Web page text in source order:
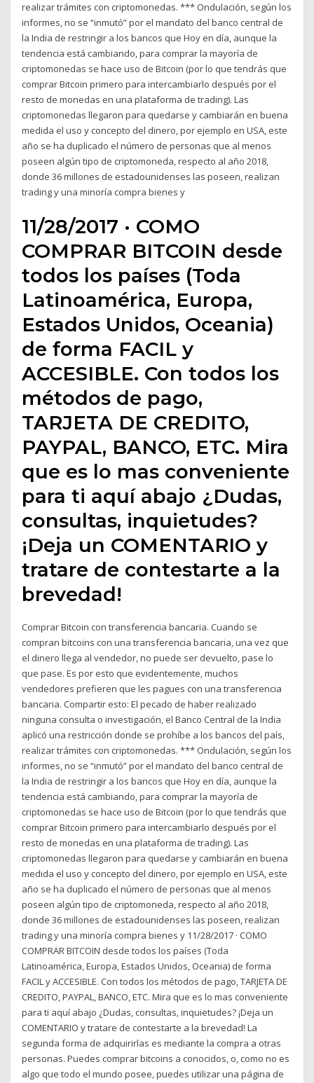
realizar trámites con criptomonedas. *** Ondulación, según los
informes, no se “inmutó” por el mandato del banco central de
la India de restringir a los bancos que Hoy en día, aunque la
tendencia está cambiando, para comprar la mayoría de
criptomonedas se hace uso de Bitcoin (por lo que tendrás que
comprar Bitcoin primero para intercambiarlo después por el
resto de monedas en una plataforma de trading). Las
criptomonedas llegaron para quedarse y cambiarán en buena
medida el uso y concepto del dinero, por ejemplo en USA, este
año se ha duplicado el número de personas que al menos
poseen algún tipo de criptomoneda, respecto al año 2018,
donde 36 millones de estadounidenses las poseen, realizan
trading y una minoría compra bienes y
11/28/2017 · COMO
COMPRAR BITCOIN desde
todos los países (Toda
Latinoamérica, Europa,
Estados Unidos, Oceania)
de forma FACIL y
ACCESIBLE. Con todos los
métodos de pago,
TARJETA DE CREDITO,
PAYPAL, BANCO, ETC. Mira
que es lo mas conveniente
para ti aquí abajo ¿Dudas,
consultas, inquietudes?
¡Deja un COMENTARIO y
tratare de contestarte a la
brevedad!
Comprar Bitcoin con transferencia bancaria. Cuando se
compran bitcoins con una transferencia bancaria, una vez que
el dinero llega al vendedor, no puede ser devuelto, pase lo
que pase. Es por esto que evidentemente, muchos
vendedores prefieren que les pagues con una transferencia
bancaria. Compartir esto: El pecado de haber realizado
ninguna consulta o investigación, el Banco Central de la India
aplicó una restricción donde se prohíbe a los bancos del país,
realizar trámites con criptomonedas. *** Ondulación, según los
informes, no se “inmutó” por el mandato del banco central de
la India de restringir a los bancos que Hoy en día, aunque la
tendencia está cambiando, para comprar la mayoría de
criptomonedas se hace uso de Bitcoin (por lo que tendrás que
comprar Bitcoin primero para intercambiarlo después por el
resto de monedas en una plataforma de trading). Las
criptomonedas llegaron para quedarse y cambiarán en buena
medida el uso y concepto del dinero, por ejemplo en USA, este
año se ha duplicado el número de personas que al menos
poseen algún tipo de criptomoneda, respecto al año 2018,
donde 36 millones de estadounidenses las poseen, realizan
trading y una minoría compra bienes y 11/28/2017 · COMO
COMPRAR BITCOIN desde todos los países (Toda
Latinoamérica, Europa, Estados Unidos, Oceania) de forma
FACIL y ACCESIBLE. Con todos los métodos de pago, TARJETA DE
CREDITO, PAYPAL, BANCO, ETC. Mira que es lo mas conveniente
para ti aquí abajo ¿Dudas, consultas, inquietudes? ¡Deja un
COMENTARIO y tratare de contestarte a la brevedad! La
segunda forma de adquirirlas es mediante la compra a otras
personas. Puedes comprar bitcoins a conocidos, o, como no es
algo que todo el mundo posee, puedes utilizar una página de